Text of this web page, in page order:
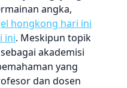
angka,
hongkong hari ini
ini. Meskipun topik
akademisi
yang
dan dosen